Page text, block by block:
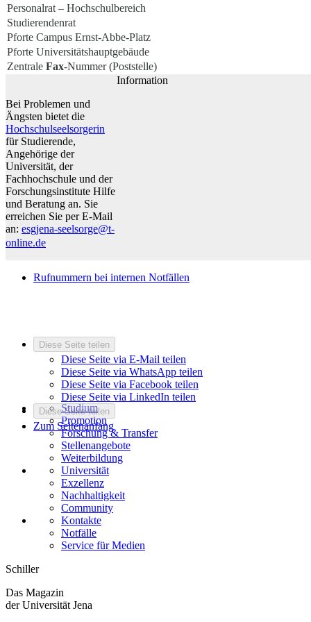
Personalrat – Hochschulbereich
Studierendenrat
Pforte Campus Ernst-Abbe-Platz
Pforte Universitätshauptgebäude
Zentrale Fax-Nummer (Poststelle)
Information
Bei Problemen und
Ängsten bietet die
Hochschulseelsorgerin
für Studierende,
Angehörige der
Universität, der
Fachhochschule und der
Forschungsinstitute Hilfe
und Beratung an. Sie
erreichen Sie per E-Mail
an: esgjena-seelsorge@t-
online.de
Rufnummern bei internen Notfällen
Diese Seite teilen
Diese Seite via E-Mail teilen
Diese Seite via WhatsApp teilen
Diese Seite via Facebook teilen
Diese Seite via LinkedIn teilen
Diese Seite teilen
Zum Seitenanfang
Studium
Promotion
Forschung & Transfer
Stellenangebote
Weiterbildung
Universität
Exzellenz
Nachhaltigkeit
Community
Kontakte
Notfälle
Service für Medien
Schiller
Das Magazin
der Universität Jena